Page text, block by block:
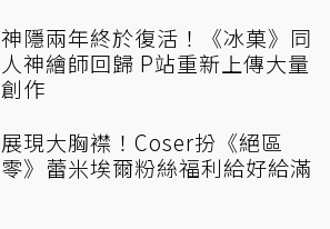
神隱兩年終於復活！《冰菓》同
人神繪師回歸 P站重新上傳大量
創作
展現大胸襟！Coser扮《絕區
零》蕾米埃爾粉絲福利給好給滿